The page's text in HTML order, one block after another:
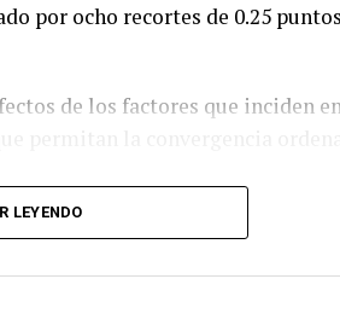
por ocho recortes de 0.25
de los factores que inciden
LEYENDO